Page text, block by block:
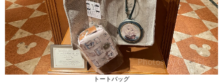
トートバッグ